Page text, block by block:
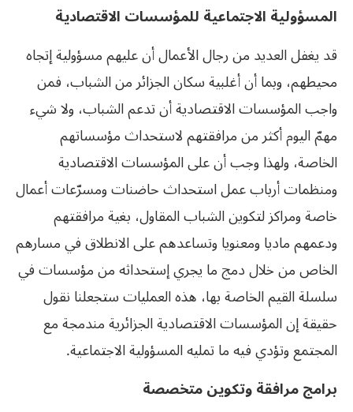
المسؤولية الاجتماعية للمؤسسات الاقتصادية
قد يغفل العديد من رجال الأعمال أن عليهم مسؤولية إتجاه
محيطهم، وبما أن أغلبية سكان الجزائر من الشباب، فمن
واجب المؤسسات الاقتصادية أن تدعم الشباب، ولا شيء
مهمّ اليوم أكثر من مرافقتهم لاستحداث مؤسساتهم
الخاصة، ولهذا وجب أن على المؤسسات الاقتصادية
ومنظمات أرباب عمل استحداث حاضنات ومسرّعات أعمال
خاصة ومراكز لتكوين الشباب المقاول، بغية مرافقتهم
ودعمهم ماديا ومعنويا وتساعدهم على الانطلاق في مسارهم
الخاص من خلال دمج ما يجري إستحداثه من مؤسسات في
سلسلة القيم الخاصة بها، هذه العمليات ستجعلنا نقول
حقيقة إن المؤسسات الاقتصادية الجزائرية مندمجة مع
المجتمع وتؤدي فيه ما تمليه المسؤولية الاجتماعية.
برامج مرافقة وتكوين متخصصة